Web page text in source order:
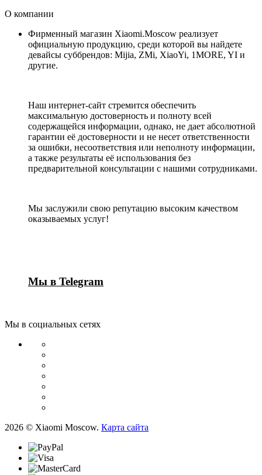
О компании
Фирменный магазин Xiaomi.Moscow реализует
официальную продукцию, среди которой вы найдете
девайсы суббрендов: Mijia, ZMi, XiaoYi, 1MORE, YI и
другие.
Наш интернет-сайт стремится обеспечить
максимальную достоверность и полноту всей
содержащейся информации, однако, не дает абсолютной
гарантии её достоверности и не несет ответственности
за ошибки, несоответствия или неполноту информации,
а также результаты её использования без
предварительной консультации с нашими сотрудниками.
Мы заслужили свою репутацию высоким качеством
оказываемых услуг!
Мы в Telegram
Мы в социальных сетях
2026 © Xiaomi Moscow. Карта сайта